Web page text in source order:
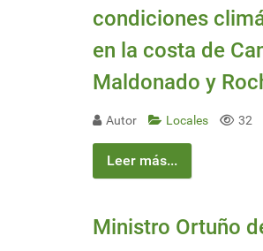
millones
estratégico del sector exportador
condiciones
en la costa de
Maldonado y
Autor Locales 32
Leer más...
Ministro Ortuño